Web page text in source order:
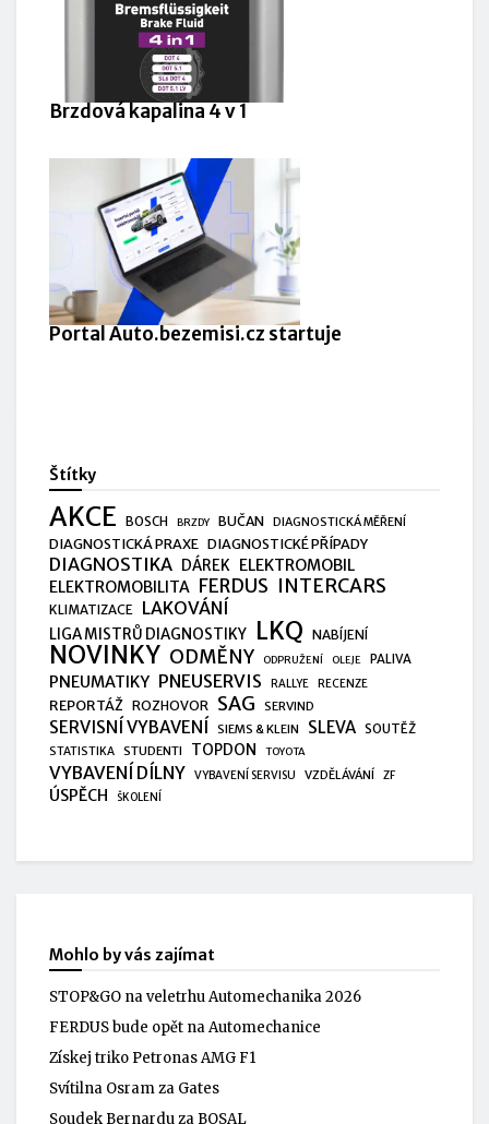
Brzdová kapalina 4 v 1
Portal Auto.bezemisi.cz startuje
Štítky
AKCE BOSCH BRZDY BUČAN DIAGNOSTICKÁ MĚŘENÍ
DIAGNOSTICKÁ PRAXE DIAGNOSTICKÉ PŘÍPADY
DIAGNOSTIKA DÁREK ELEKTROMOBIL
ELEKTROMOBILITA FERDUS INTERCARS
KLIMATIZACE LAKOVÁNÍ
LIGA MISTRŮ DIAGNOSTIKY LKQ NABÍJENÍ
NOVINKY ODMĚNY ODPRUŽENÍ OLEJE PALIVA
PNEUMATIKY PNEUSERVIS RALLYE RECENZE
REPORTÁŽ ROZHOVOR SAG SERVIND
SERVISNÍ VYBAVENÍ SIEMS & KLEIN SLEVA SOUTĚŽ
STATISTIKA STUDENTI TOPDON TOYOTA
VYBAVENÍ DÍLNY VYBAVENÍ SERVISU VZDĚLÁVÁNÍ ZF
ÚSPĚCH ŠKOLENÍ
Mohlo by vás zajímat
STOP&GO na veletrhu Automechanika 2026
FERDUS bude opět na Automechanice
Získej triko Petronas AMG F1
Svítilna Osram za Gates
Soudek Bernardu za BOSAL